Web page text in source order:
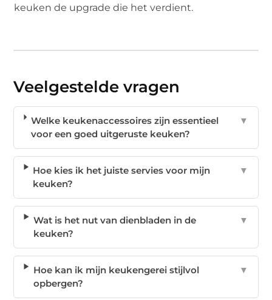
keuken de upgrade die het verdient.
Veelgestelde vragen
Welke keukenaccessoires zijn essentieel
voor een goed uitgeruste keuken?
▼
Hoe kies ik het juiste servies voor mijn
keuken?
▼
Wat is het nut van dienbladen in de
keuken?
▼
Hoe kan ik mijn keukengerei stijlvol
opbergen?
▼